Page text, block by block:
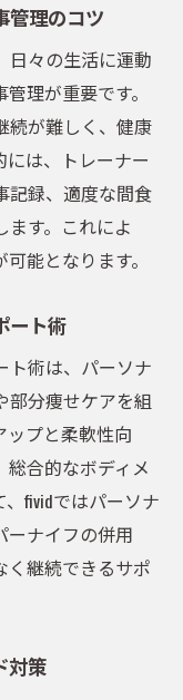
管理のコツ
日々の生活に運動
理が重要です。
続が難しく、健康
は、トレーナー
記録、適度な間食
す。これによ
能となります。
ート術
ト術は、パーソナ
部分痩せケアを組
ップと柔軟性向
総合的なボディメ
fividではパーソナ
ーナイフの併用
く継続できるサポ
対策